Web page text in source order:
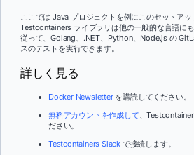
ここでは Java プロジェクトを例にこのセットアッ
Testcontainers ライブラリは他の一般的な言語に
従って、Golang、.NET、Python、Node.js の
スのテストを実行できます。
詳しく見る
Docker Newsletterを購読してください。
無料アカウントを作成して、
ださい。
Testcontainers Slack で接続します。